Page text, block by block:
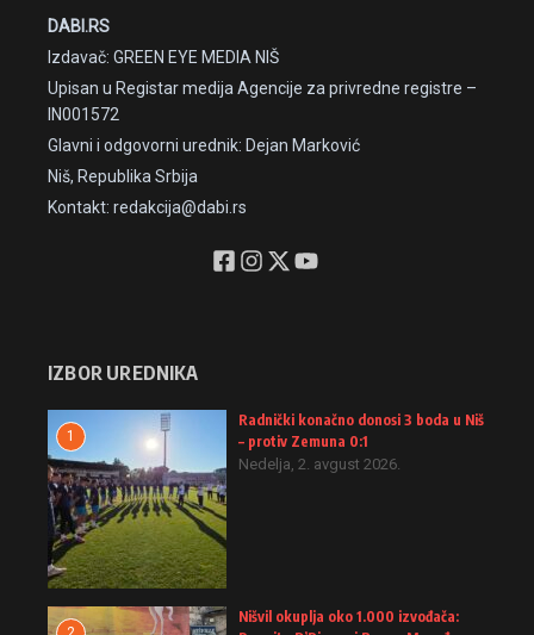
DABI.RS
Izdavač: GREEN EYE MEDIA NIŠ
Upisan u Registar medija Agencije za privredne registre –
IN001572
Glavni i odgovorni urednik: Dejan Marković
Niš, Republika Srbija
Kontakt: redakcija@dabi.rs
IZBOR UREDNIKA
1
Radnički konačno donosi 3 boda u Niš
– protiv Zemuna 0:1
Nedelja, 2. avgust 2026.
Nišvil okuplja oko 1.000 izvođača: